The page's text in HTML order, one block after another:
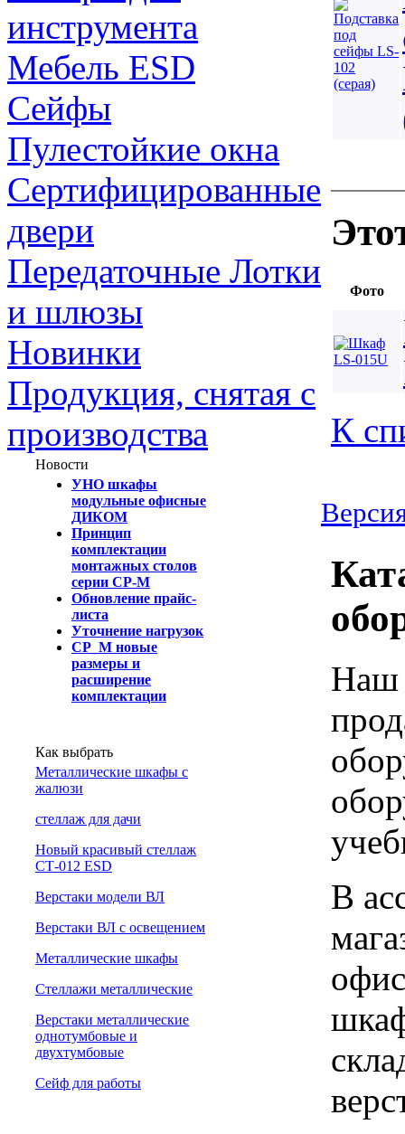
инструмента
Мебель ESD
Сейфы
Пулестойкие окна
Сертифицированные
двери
Передаточные Лотки
и шлюзы
Новинки
Продукция, снятая с
производства
Новости
УНО шкафы
модульные офисные
ДИКОМ
Принцип
комплектации
монтажных столов
серии СР-М
Обновление прайс-
листа
Уточнение нагрузок
СР_М новые
размеры и
расширение
комплектации
Как выбрать
Металлические шкафы с
жалюзи
cтеллаж для дачи
Новый красивый стеллаж
СТ-012 ESD
Верстаки модели ВЛ
Верстаки ВЛ с освещением
Металлические шкафы
Стеллажи металлические
Верстаки металлические
однотумбовые и
двухтумбовые
Сейф для работы
Фото
К
Наш
В